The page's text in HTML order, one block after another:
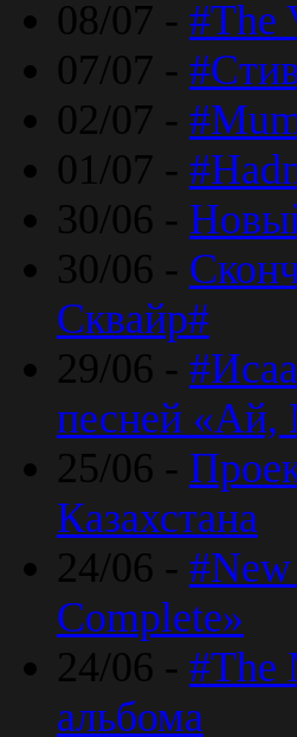
08/07 - #The
07/07 -
02/07 -
01/07 -
30/06 -
30/06 -
Сквайр#
29/06 -
песней «Ай,
25/06 -
Казахстана
24/06 -
Complete»
24/06 - #The
альбома